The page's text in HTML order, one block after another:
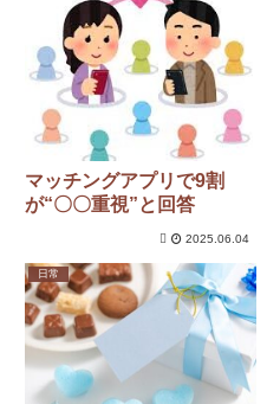
マッチングアプリで9割
が“〇〇重視”と回答
2025.06.04
日常